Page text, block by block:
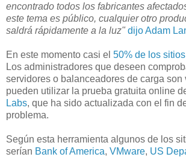
encontrado todos los fabricantes
este tema es público, cualquier otro
saldrá rápidamente a la luz" dijo Adam
En este momento casi el 50% de los
Los administradores que deseen
servidores o balanceadores de carga son
pueden utilizar la prueba gratuita online
Labs, que ha sido actualizada con el fin
problema.
Según esta herramienta algunos de los
serían Bank of America, VMware, US